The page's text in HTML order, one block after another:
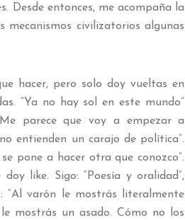
Desde entonces, me acompaña la
civilizatorios algunas
hacer, pero solo doy vueltas en
“Ya no hay sol en este mundo”
parece que voy a empezar a
entienden un carajo de política”.
pone a hacer otra que conozco”.
like. Sigo: “Poesía y oralidad”,
“Al varón le mostrás literalmente
mostrás un asado. Cómo no los